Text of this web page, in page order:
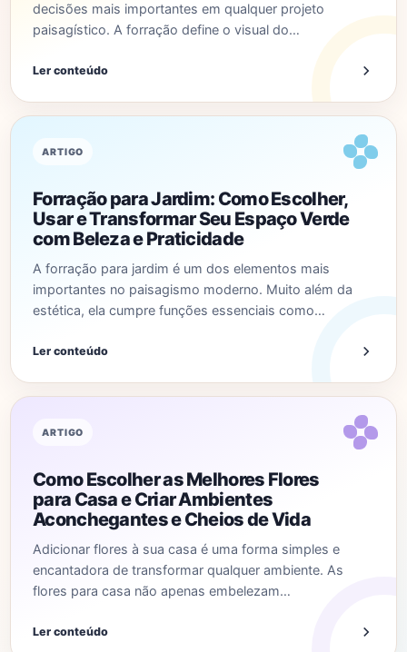
decisões mais importantes em qualquer projeto
paisagístico. A forração define o visual do…
Ler conteúdo
ARTIGO
Forração para Jardim: Como Escolher,
Usar e Transformar Seu Espaço Verde
com Beleza e Praticidade
A forração para jardim é um dos elementos mais
importantes no paisagismo moderno. Muito além da
estética, ela cumpre funções essenciais como…
Ler conteúdo
ARTIGO
Como Escolher as Melhores Flores
para Casa e Criar Ambientes
Aconchegantes e Cheios de Vida
Adicionar flores à sua casa é uma forma simples e
encantadora de transformar qualquer ambiente. As
flores para casa não apenas embelezam…
Ler conteúdo